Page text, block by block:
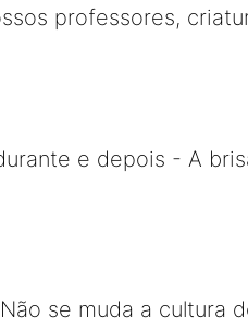
professores,
e depois - A
se muda a cultura